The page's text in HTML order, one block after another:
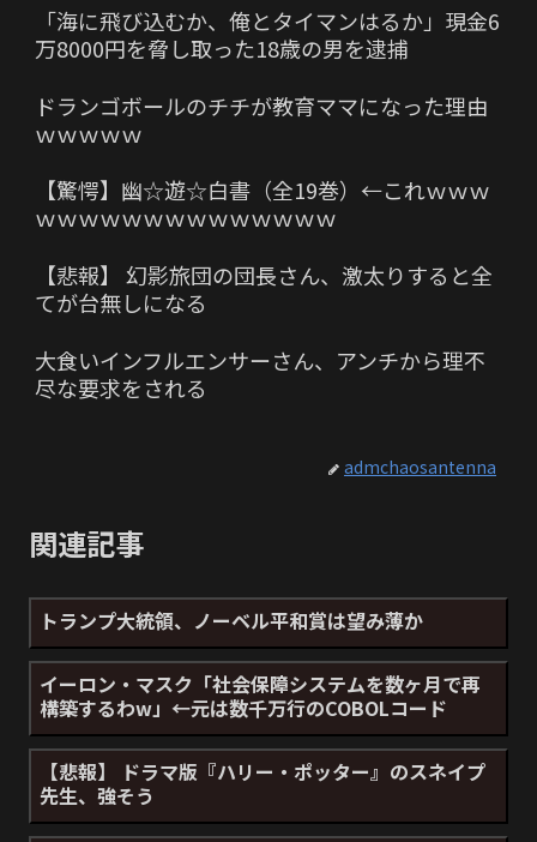
「海に飛び込むか、俺とタイマンはるか」現金6
万8000円を脅し取った18歳の男を逮捕
ドランゴボールのチチが教育ママになった理由
ｗｗｗｗｗ
【驚愕】幽☆遊☆白書（全19巻）←これｗｗｗ
ｗｗｗｗｗｗｗｗｗｗｗｗｗｗ
【悲報】 幻影旅団の団長さん、激太りすると全
てが台無しになる
大食いインフルエンサーさん、アンチから理不
尽な要求をされる
admchaosantenna
関連記事
トランプ大統領、ノーベル平和賞は望み薄か
イーロン・マスク「社会保障システムを数ヶ月で再
構築するわw」←元は数千万行のCOBOLコード
【悲報】 ドラマ版『ハリー・ポッター』のスネイプ
先生、強そう